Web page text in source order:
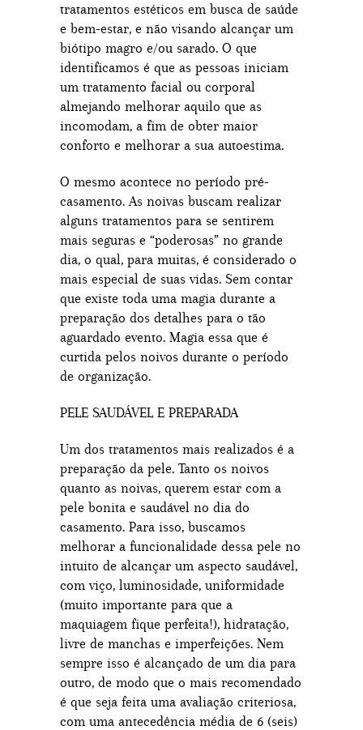
tratamentos estéticos em busca de saúde
e bem-estar, e não visando alcançar um
biótipo magro e/ou sarado. O que
identificamos é que as pessoas iniciam
um tratamento facial ou corporal
almejando melhorar aquilo que as
incomodam, a fim de obter maior
conforto e melhorar a sua autoestima.
O mesmo acontece no período pré-
casamento. As noivas buscam realizar
alguns tratamentos para se sentirem
mais seguras e “poderosas” no grande
dia, o qual, para muitas, é considerado o
mais especial de suas vidas. Sem contar
que existe toda uma magia durante a
preparação dos detalhes para o tão
aguardado evento. Magia essa que é
curtida pelos noivos durante o período
de organização.
PELE SAUDÁVEL E PREPARADA
Um dos tratamentos mais realizados é a
preparação da pele. Tanto os noivos
quanto as noivas, querem estar com a
pele bonita e saudável no dia do
casamento. Para isso, buscamos
melhorar a funcionalidade dessa pele no
intuito de alcançar um aspecto saudável,
com viço, luminosidade, uniformidade
(muito importante para que a
maquiagem fique perfeita!), hidratação,
livre de manchas e imperfeições. Nem
sempre isso é alcançado de um dia para
outro, de modo que o mais recomendado
é que seja feita uma avaliação criteriosa,
com uma antecedência média de 6 (seis)